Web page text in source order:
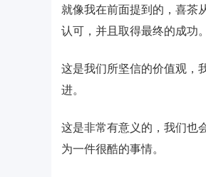
就像我在前面提到的，喜茶
认可，并且取得最终的成功。
这是我们所坚信的价值观，
进。
这是非常有意义的，我们也
为一件很酷的事情。